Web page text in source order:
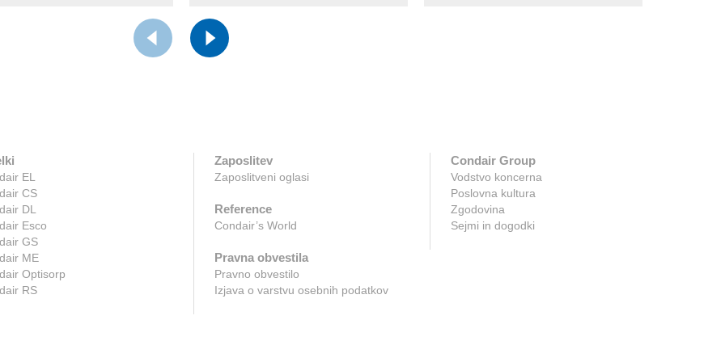
EL
CS
DL
Esco
GS
ME
Optisorp
RS
Zaposlitev
Zaposlitveni oglasi
Reference
Condair’s World
Pravna obvestila
Pravno obvestilo
Izjava o varstvu osebnih podatkov
Condair Group
Vodstvo koncerna
Poslovna kultura
Zgodovina
Sejmi in dogodki